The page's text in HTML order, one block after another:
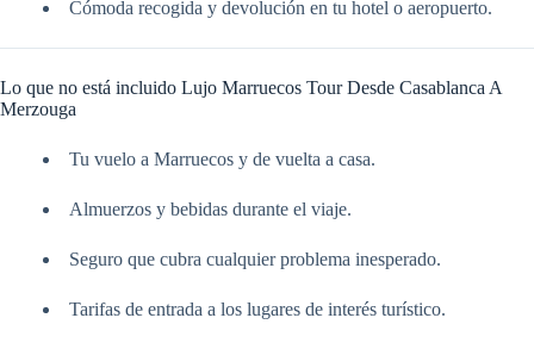
Cómoda recogida y devolución en tu hotel o aeropuerto.
Lo que no está incluido Lujo Marruecos Tour Desde Casablanca A
Merzouga
Tu vuelo a Marruecos y de vuelta a casa.
Almuerzos y bebidas durante el viaje.
Seguro que cubra cualquier problema inesperado.
Tarifas de entrada a los lugares de interés turístico.